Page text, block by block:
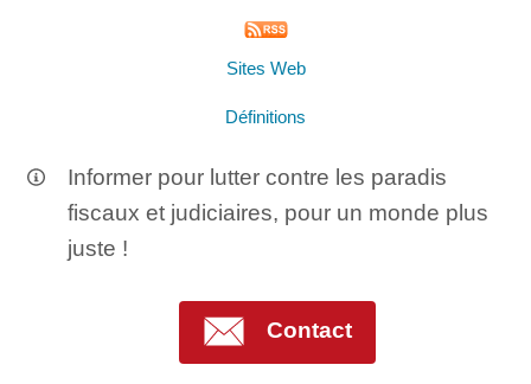
Sites Web
Définitions
Informer pour lutter contre les paradis
fiscaux et judiciaires, pour un monde plus
juste !
Contact